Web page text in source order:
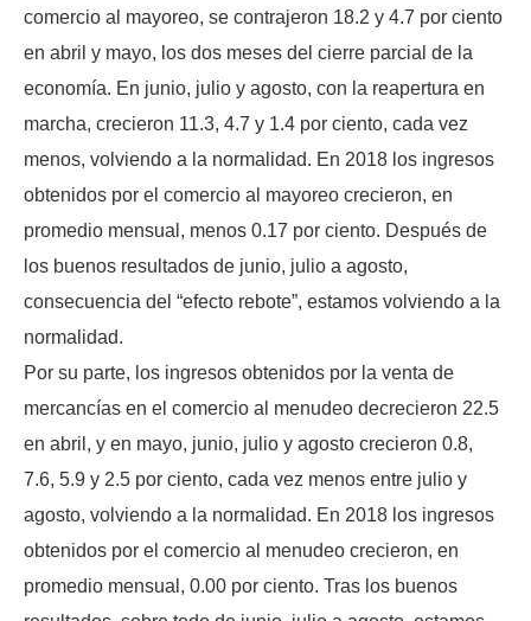
comercio al mayoreo, se contrajeron 18.2 y 4.7 por ciento
en abril y mayo, los dos meses del cierre parcial de la
economía. En junio, julio y agosto, con la reapertura en
marcha, crecieron 11.3, 4.7 y 1.4 por ciento, cada vez
menos, volviendo a la normalidad. En 2018 los ingresos
obtenidos por el comercio al mayoreo crecieron, en
promedio mensual, menos 0.17 por ciento. Después de
los buenos resultados de junio, julio a agosto,
consecuencia del “efecto rebote”, estamos volviendo a la
normalidad.
Por su parte, los ingresos obtenidos por la venta de
mercancías en el comercio al menudeo decrecieron 22.5
en abril, y en mayo, junio, julio y agosto crecieron 0.8,
7.6, 5.9 y 2.5 por ciento, cada vez menos entre julio y
agosto, volviendo a la normalidad. En 2018 los ingresos
obtenidos por el comercio al menudeo crecieron, en
promedio mensual, 0.00 por ciento. Tras los buenos